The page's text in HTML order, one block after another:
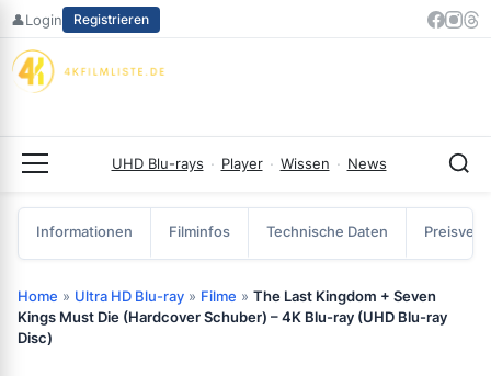
Zum
springen
👤Login Registrieren
UHD Blu-rays · Player · Wissen · News
Informationen Filminfos Technische Daten
Home » Ultra HD Blu-ray » Filme » The Last Kingdom + Seven
Kings Must Die (Hardcover Schuber) – 4K Blu-ray (UHD Blu-ray
Disc)